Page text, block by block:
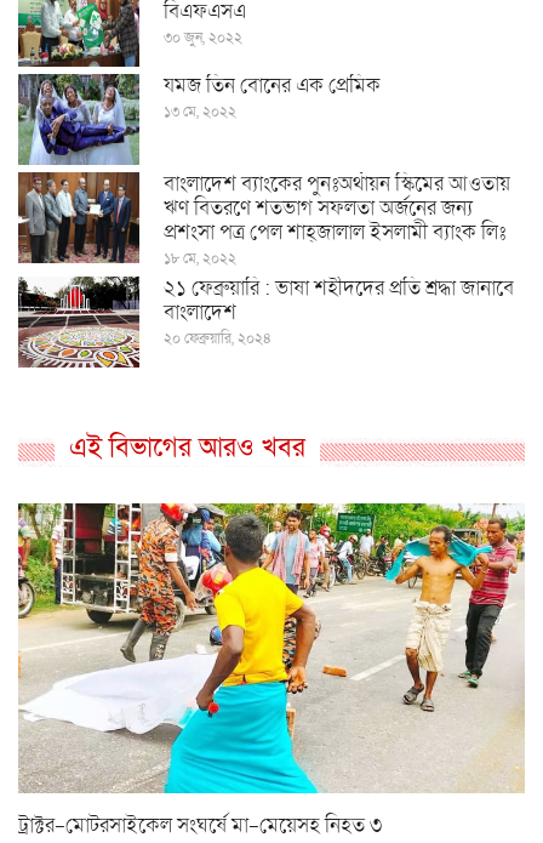
বিএফএসএ
৩০ জুন, ২০২২
যমজ তিন বোনের এক প্রেমিক
১৩ মে, ২০২২
বাংলাদেশ ব্যাংকের পুনঃঅর্থায়ন স্কিমের আওতায়
ঋণ বিতরণে শতভাগ সফলতা অর্জনের জন্য
প্রশংসা পত্র পেল শাহ্জালাল ইসলামী ব্যাংক লিঃ
১৮ মে, ২০২২
২১ ফেব্রুয়ারি : ভাষা শহীদদের প্রতি শ্রদ্ধা জানাবে
বাংলাদেশ
২০ ফেব্রুয়ারি, ২০২৪
এই বিভাগের আরও খবর
ট্রাক্টর-মোটরসাইকেল সংঘর্ষে মা-মেয়েসহ নিহত ৩